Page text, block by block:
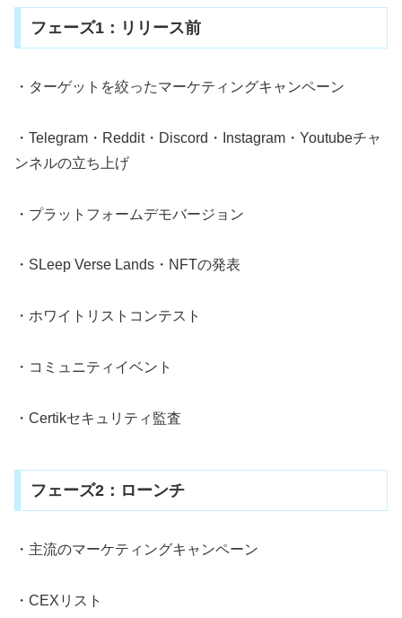
フェーズ1：リリース前
・ターゲットを絞ったマーケティングキャンペーン
・Telegram・Reddit・Discord・Instagram・Youtubeチャ
ンネルの立ち上げ
・プラットフォームデモバージョン
・SLeep Verse Lands・NFTの発表
・ホワイトリストコンテスト
・コミュニティイベント
・Certikセキュリティ監査
フェーズ2：ローンチ
・主流のマーケティングキャンペーン
・CEXリスト